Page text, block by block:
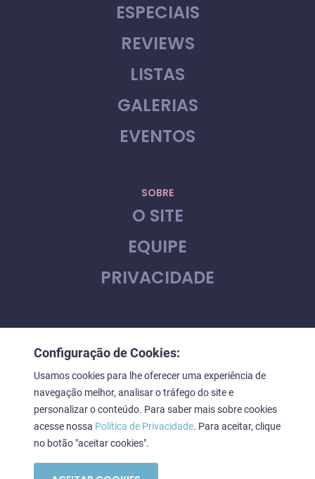
ESPECIAIS
REVIEWS
LISTAS
GALERIAS
EVENTOS
SOBRE
O SITE
EQUIPE
PRIVACIDADE
FALE CONOSCO
Downstage © 2023. Todos os direitos reservados
Configuração de Cookies:
Usamos cookies para lhe oferecer uma experiência de
navegação melhor, analisar o tráfego do site e
personalizar o conteúdo. Para saber mais sobre cookies
acesse nossa Política de Privacidade. Para aceitar, clique
no botão "aceitar cookies".